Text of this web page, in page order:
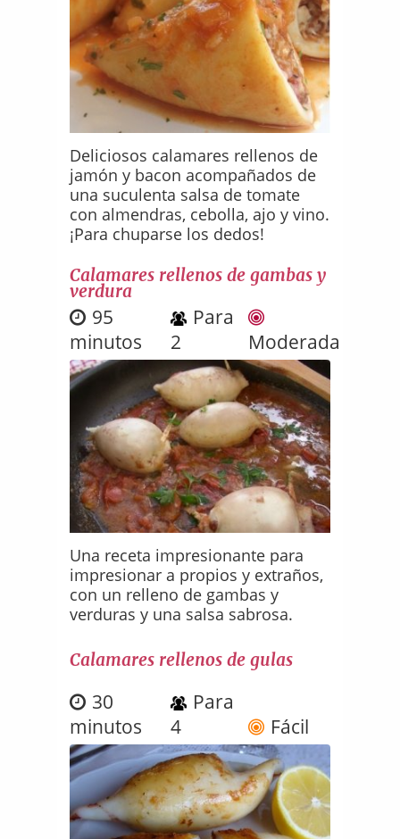
Deliciosos calamares rellenos de
jamón y bacon acompañados de
una suculenta salsa de tomate
con almendras, cebolla, ajo y vino.
¡Para chuparse los dedos!
Calamares rellenos de gambas y
verdura
95
minutos
Para
2
Moderada
Una receta impresionante para
impresionar a propios y extraños,
con un relleno de gambas y
verduras y una salsa sabrosa.
Calamares rellenos de gulas
30
minutos
Para
4
Fácil